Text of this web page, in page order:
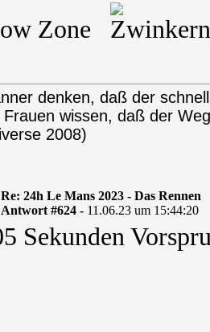
Zone
denken, daß der
Frauen wissen, daß der
2008)
Re: 24h Le Mans 2023 - Das Rennen
Antwort #624 - 11.06.23 um 15:44:20
Sekunden